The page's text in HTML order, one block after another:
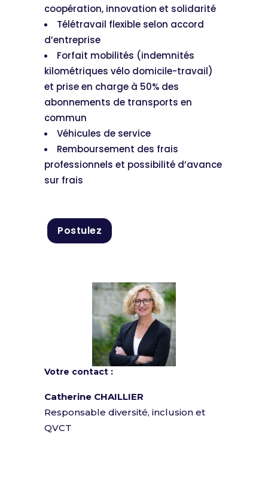
coopération, innovation et solidarité
Télétravail flexible selon accord
d’entreprise
Forfait mobilités (indemnités
kilométriques vélo domicile-travail)
et prise en charge à 50% des
abonnements de transports en
commun
Véhicules de service
Remboursement des frais
professionnels et possibilité d’avance
sur frais
Postulez
Votre contact :
Catherine CHAILLIER
Responsable diversité, inclusion et
QVCT